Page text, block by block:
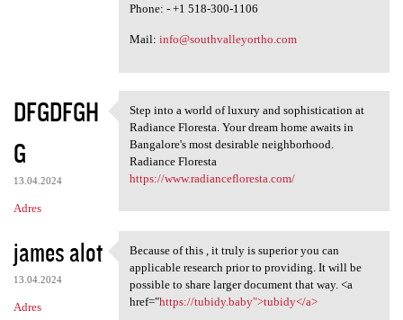
Phone: - +1 518-300-1106
Mail: info@southvalleyortho.com
DFGDFGH
G
13.04.2024
Adres
Step into a world of luxury
Step into a world of luxury and sophistication at
Radiance Floresta. Your dream home awaits in
Bangalore's most desirable neighborhood.
Radiance Floresta
https://www.radiancefloresta.com/
james alot
13.04.2024
Adres
Because of this , it truly is
Because of this , it truly is superior you can
applicable research prior to providing. It will be
possible to share larger document that way. <a
href="https://tubidy.baby">tubidy</a>